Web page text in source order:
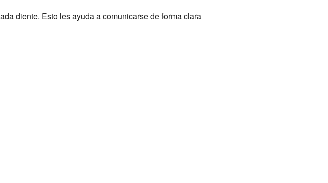
diente. Esto les ayuda a comunicarse de forma clara